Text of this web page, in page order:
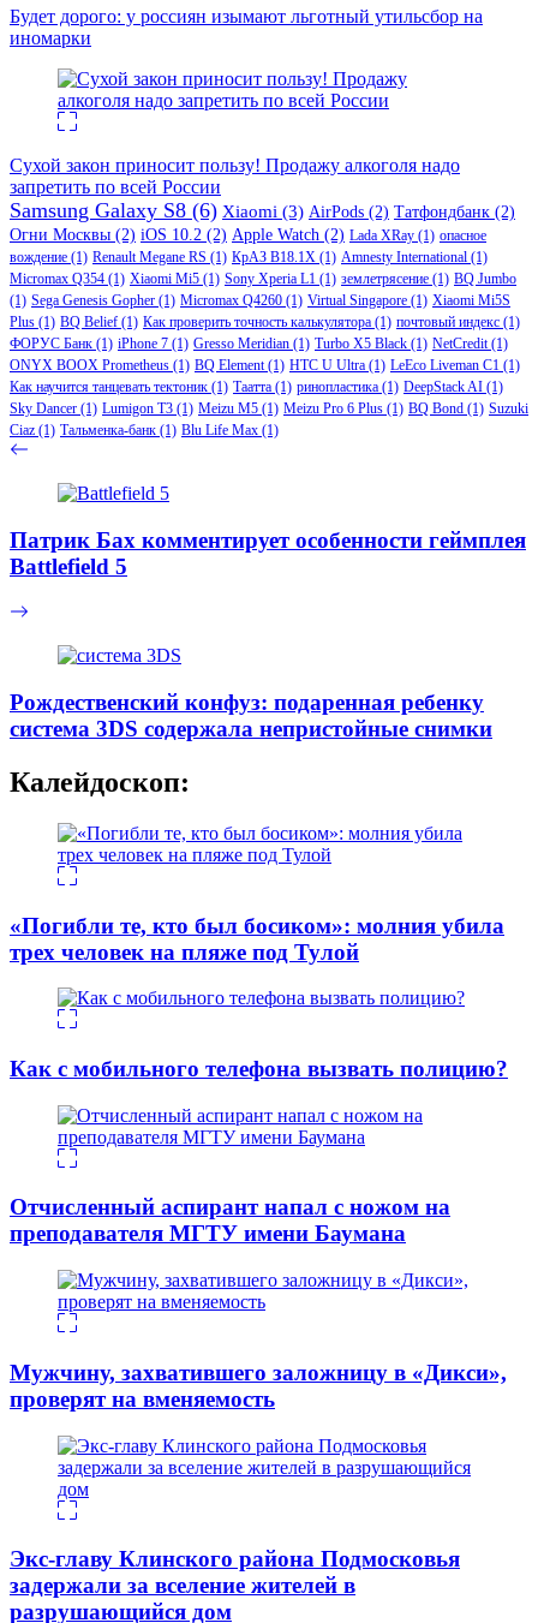
Будет дорого: у россиян изымают льготный утильсбор на
иномарки
Сухой закон приносит пользу! Продажу алкоголя надо
запретить по всей России
Samsung Galaxy S8 (6) Xiaomi (3) AirPods (2) Татфондбанк (2)
Огни Москвы (2) iOS 10.2 (2) Apple Watch (2) Lada XRay (1) опасное
вождение (1) Renault Megane RS (1) КрАЗ В18.1Х (1) Amnesty International (1)
Micromax Q354 (1) Xiaomi Mi5 (1) Sony Xperia L1 (1) землетрясение (1) BQ Jumbo
(1) Sega Genesis Gopher (1) Micromax Q4260 (1) Virtual Singapore (1) Xiaomi Mi5S
Plus (1) BQ Belief (1) Как проверить точность калькулятора (1) почтовый индекс (1)
ФОРУС Банк (1) iPhone 7 (1) Gresso Meridian (1) Turbo X5 Black (1) NetCredit(1)
ONYX BOOX Prometheus (1) BQ Element(1) HTC U Ultra (1) LeEco Liveman C1 (1)
Как научится танцевать тектоник (1) Таатта (1) ринопластика (1) DeepStack AI (1)
Sky Dancer (1) Lumigon T3 (1) Meizu M5 (1) Meizu Pro 6 Plus (1) BQ Bond (1) Suzuki
Ciaz (1) Тальменка-банк (1) Blu Life Max (1)
Патрик Бах комментирует особенности геймплея
Battlefield 5
Рождественский конфуз: подаренная ребенку
система 3DS содержала непристойные снимки
Калейдоскоп:
«Погибли те, кто был босиком»: молния убила
трех человек на пляже под Тулой
Как с мобильного телефона вызвать полицию?
Отчисленный аспирант напал с ножом на
преподавателя МГТУ имени Баумана
Мужчину, захватившего заложницу в «Дикси»,
проверят на вменяемость
Экс-главу Клинского района Подмосковья
задержали за вселение жителей в
разрушающийся дом